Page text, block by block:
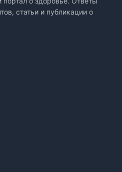
статьи и публикации о